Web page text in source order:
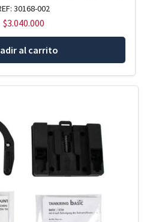
30168-002
$3.040.000
al carrito